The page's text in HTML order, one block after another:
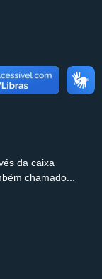
da caixa
chamado...